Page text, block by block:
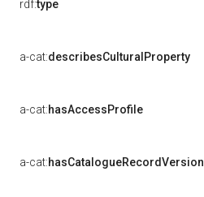
rdf:type
a-cat:describesCulturalProperty
a-cat:hasAccessProfile
a-cat:hasCatalogueRecordVersion